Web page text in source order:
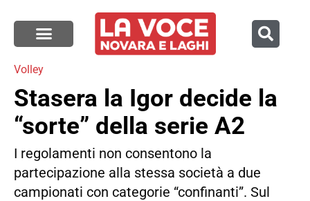
Volley
Stasera la Igor decide la
“sorte” della serie A2
I regolamenti non consentono la
partecipazione alla stessa società a due
campionati con categorie “confinanti”. Sul